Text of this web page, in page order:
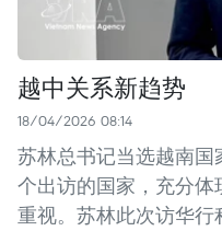
越中关系新趋势
18/04/2026 08:14
苏林总书记当选越南
个出访的国家，充分
重视。苏林此次访华